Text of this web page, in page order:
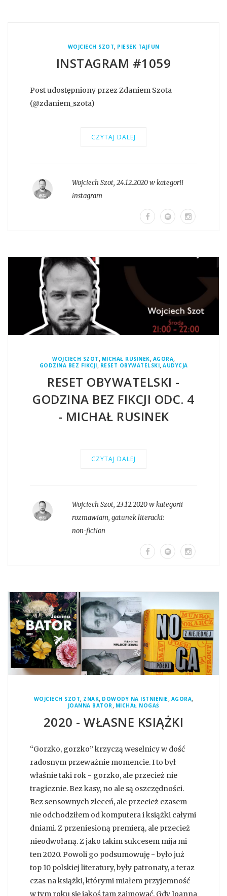
WOJCIECH SZOT, PIESEK TAJFUN
INSTAGRAM #1059
Post udostępniony przez Zdaniem Szota
(@zdaniem_szota)
CZYTAJ DALEJ
Wojciech Szot, 24.12.2020 w kategorii
instagram
WOJCIECH SZOT , MICHAŁ RUSINEK, AGORA,
GODZINA BEZ FIKCJI, RESET OBYWATELSKI, AUDYCJA
RESET OBYWATELSKI -
GODZINA BEZ FIKCJI ODC. 4
- MICHAŁ RUSINEK
CZYTAJ DALEJ
Wojciech Szot, 23.12.2020 w kategorii
rozmawiam, gatunek literacki:
non-fiction
WOJCIECH SZOT, ZNAK, DOWODY NA ISTNIENIE, AGORA,
JOANNA BATOR, MICHAŁ NOGAŚ
2020 - WŁASNE KSIĄŻKI
“Gorzko, gorzko” krzyczą weselnicy w dość
radosnym przeważnie momencie. I to był
właśnie taki rok - gorzko, ale przecież nie
tragicznie. Bez kasy, no ale są oszczędności.
Bez sensownych zleceń, ale przecież czasem
nie odchodziłem od komputera i książki całymi
dniami. Z przeniesioną premierą, ale przecież
nieodwołaną. Z jako takim sukcesem mija mi
ten 2020. Powoli go podsumowuję - było już
top 10 polskiej literatury, były patronaty, a teraz
czas na książki, którymi miałem przyjemność
w tym roku się jakoś tam zajmować. Gdy Joanna